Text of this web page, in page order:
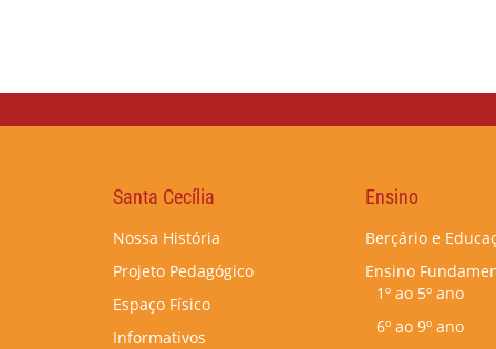
Santa Cecília
Nossa História
Projeto Pedagógico
Espaço Físico
Informativos
Ensino
Berçário e
Ensino
1º ao 5º ano
6º ao 9º ano